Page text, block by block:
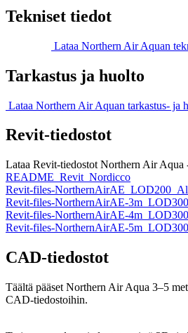
Tekniset tiedot
Lataa Northern Air Aquan
Tarkastus ja huolto
Lataa Northern Air Aquan tarkastus- ja
Revit-tiedostot
Lataa Revit-tiedostot Northern Air Aqua
README_Revit_Nordicco
Revit-files-
Revit-files-NorthernAirAE-3m_LOD300
Revit-files-NorthernAirAE-4m_LOD300
Revit-files-NorthernAirAE-5m_LOD300
CAD-tiedostot
Täältä pääset Northern Air Aqua 3–5
CAD-tiedostoihin.